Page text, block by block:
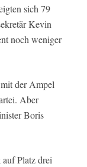
sich 79
Kevin
noch weniger
der Ampel
Aber
Boris
Platz drei